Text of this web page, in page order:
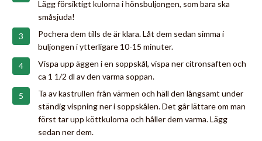
Lägg försiktigt kulorna i hönsbuljongen, som bara ska
småsjuda!
Pochera dem tills de är klara. Låt dem sedan simma i
buljongen i ytterligare 10-15 minuter.
Vispa upp äggen i en soppskål, vispa ner citronsaften och
ca 1 1/2 dl av den varma soppan.
Ta av kastrullen från värmen och häll den långsamt under
ständig vispning ner i soppskålen. Det går lättare om man
först tar upp köttkulorna och håller dem varma. Lägg
sedan ner dem.